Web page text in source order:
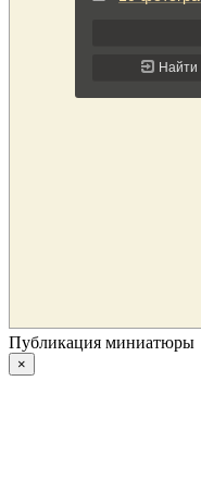
Публикация миниатюры
×